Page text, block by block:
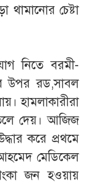
থামানোর চেষ্টা
নিতে বরমী-
উপর রড,সাবল
হামলাকারীরা
দেয়। আজিজ
করে প্রথমে
মেডিকেল
জন হওয়ায়